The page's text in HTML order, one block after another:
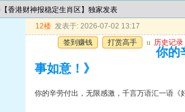
香港财神报稳定生肖区】独家发表
12楼 发表于: 2026-07-02 13:17
签到赚钱
打赏高手 u 历史记录
你的
事如意！》
你的辛劳付出，无限感激，千言万语汇一语《